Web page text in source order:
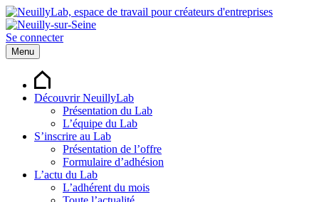
Se connecter
Menu
Découvrir NeuillyLab
Présentation du Lab
L’équipe du Lab
S’inscrire au Lab
Présentation de l’offre
Formulaire d’adhésion
L’actu du Lab
L’adhérent du mois